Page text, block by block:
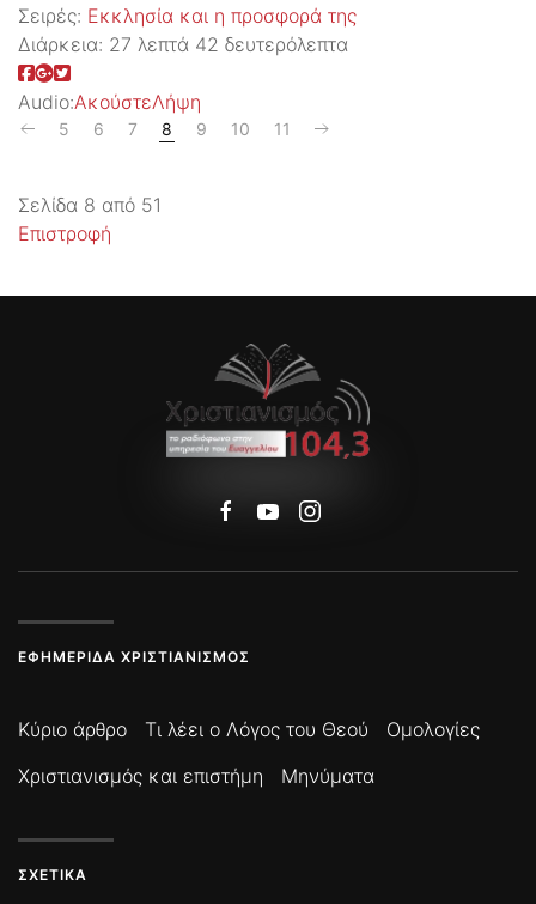
Σειρές: Εκκλησία και η προσφορά της
Διάρκεια: 27 λεπτά 42 δευτερόλεπτα
Audio:ΑκούστεΛήψη
5 6 7 8 9 10 11
Σελίδα 8 από 51
Επιστροφή
ΕΦΗΜΕΡΊΔΑ ΧΡΙΣΤΙΑΝΙΣΜΌΣ
Κύριο άρθρο Τι λέει ο Λόγος του Θεού
Ομολογίες
Χριστιανισμός και επιστήμη
Μηνύματα
ΣΧΕΤΙΚΆ